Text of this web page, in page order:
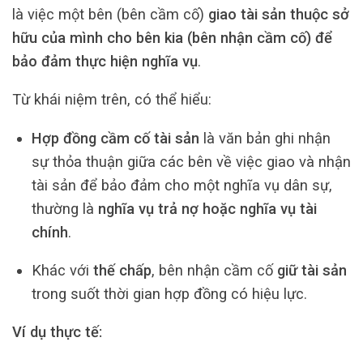
là việc một bên (bên cầm cố) giao tài sản thuộc sở
hữu của mình cho bên kia (bên nhận cầm cố) để
bảo đảm thực hiện nghĩa vụ.
Từ khái niệm trên, có thể hiểu:
Hợp đồng cầm cố tài sản là văn bản ghi nhận
sự thỏa thuận giữa các bên về việc giao và nhận
tài sản để bảo đảm cho một nghĩa vụ dân sự,
thường là nghĩa vụ trả nợ hoặc nghĩa vụ tài
chính.
Khác với thế chấp, bên nhận cầm cố giữ tài sản
trong suốt thời gian hợp đồng có hiệu lực.
Ví dụ thực tế: